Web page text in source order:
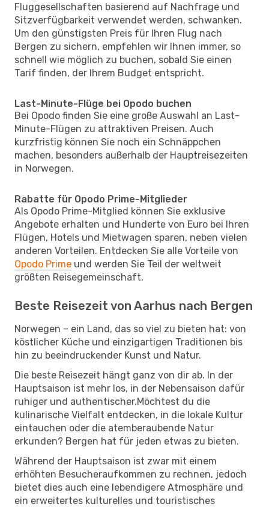
Fluggesellschaften basierend auf Nachfrage und
Sitzverfügbarkeit verwendet werden, schwanken.
Um den günstigsten Preis für Ihren Flug nach
Bergen zu sichern, empfehlen wir Ihnen immer, so
schnell wie möglich zu buchen, sobald Sie einen
Tarif finden, der Ihrem Budget entspricht.
Last-Minute-Flüge bei Opodo buchen
Bei Opodo finden Sie eine große Auswahl an Last-
Minute-Flügen zu attraktiven Preisen. Auch
kurzfristig können Sie noch ein Schnäppchen
machen, besonders außerhalb der Hauptreisezeiten
in Norwegen.
Rabatte für Opodo Prime-Mitglieder
Als Opodo Prime-Mitglied können Sie exklusive
Angebote erhalten und Hunderte von Euro bei Ihren
Flügen, Hotels und Mietwagen sparen, neben vielen
anderen Vorteilen. Entdecken Sie alle Vorteile von
Opodo Prime und werden Sie Teil der weltweit
größten Reisegemeinschaft.
Beste Reisezeit von Aarhus nach Bergen
Norwegen – ein Land, das so viel zu bieten hat: von
köstlicher Küche und einzigartigen Traditionen bis
hin zu beeindruckender Kunst und Natur.
Die beste Reisezeit hängt ganz von dir ab. In der
Hauptsaison ist mehr los, in der Nebensaison dafür
ruhiger und authentischer.Möchtest du die
kulinarische Vielfalt entdecken, in die lokale Kultur
eintauchen oder die atemberaubende Natur
erkunden? Bergen hat für jeden etwas zu bieten.
Während der Hauptsaison ist zwar mit einem
erhöhten Besucheraufkommen zu rechnen, jedoch
bietet dies auch eine lebendigere Atmosphäre und
ein erweitertes kulturelles und touristisches